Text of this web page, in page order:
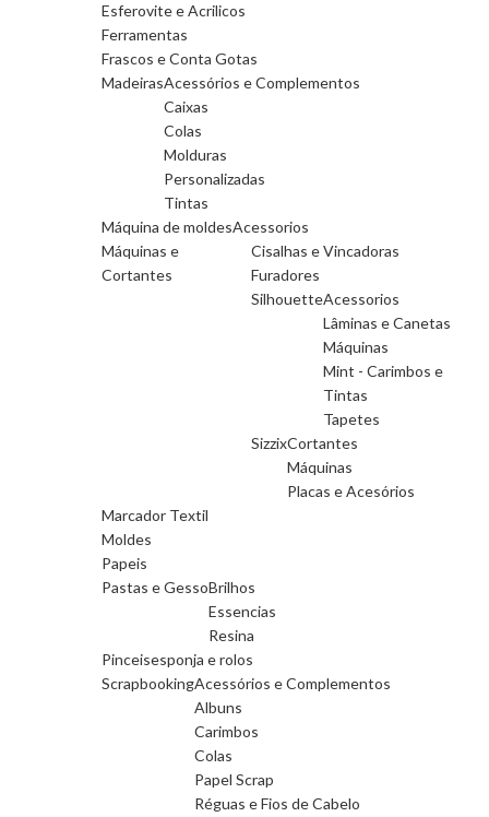
Esferovite e Acrilicos
Ferramentas
Frascos e Conta Gotas
MadeirasAcessórios e Complementos
Caixas
Colas
Molduras
Personalizadas
Tintas
Máquina de moldesAcessorios
Máquinas e
Cortantes
Cisalhas e Vincadoras
Furadores
SilhouetteAcessorios
Lâminas e Canetas
Máquinas
Mint - Carimbos e
Tintas
Tapetes
SizzixCortantes
Máquinas
Placas e Acesórios
Marcador Textil
Moldes
Papeis
Pastas e GessoBrilhos
Essencias
Resina
Pinceisesponja e rolos
ScrapbookingAcessórios e Complementos
Albuns
Carimbos
Colas
Papel Scrap
Réguas e Fios de Cabelo